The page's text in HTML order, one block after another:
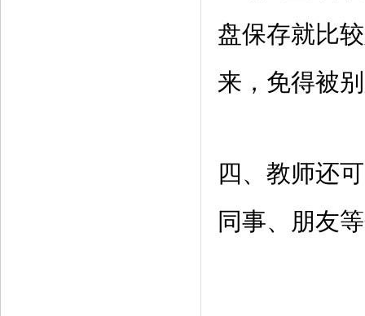
盘保存就比
来，免得被
四、教师还
同事、朋友